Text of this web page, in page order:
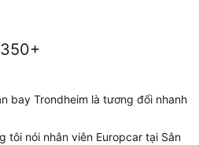
350+
bay Trondheim là tương đối nhanh
tôi nói nhân viên Europcar tại Sân